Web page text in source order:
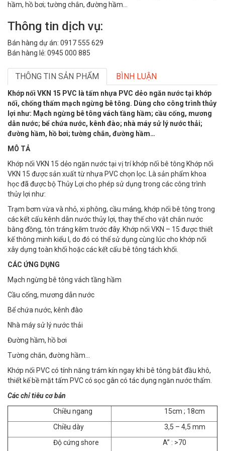
hầm, hồ bơi; tường chắn, đường hầm…
Thông tin dịch vụ:
Bán hàng dự án: 0917 555 629
Bán hàng lẻ: 0945 000 885
THÔNG TIN SẢN PHẨM BÌNH LUẬN
Khớp nối VKN 15 PVC là tấm nhựa PVC dẻo ngăn nước tại khớp
nối, chống thấm mạch ngừng bê tông. Dùng cho công trình thủy
lợi như: Mạch ngừng bê tông vách tầng hầm; cầu cống, mương
dẫn nước; bể chứa nước, kênh đào; nhà máy sử lý nước thải;
đường hầm, hồ bơi; tường chắn, đường hầm…
MÔ TẢ
Khớp nối VKN 15 dẻo ngăn nước tại vị trí khớp nối bê tông Khớp nối
VKN 15 được sản xuất từ nhựa PVC chọn lọc. Là sản phẩm khoa
học đã được bộ Thủy Lợi cho phép sử dụng trong các công trình
thủy lợi như:
Trạm bơm vừa và nhỏ, xi phông, cầu máng, khớp nối bê tông trong
các kết cấu kênh dẫn nước thủy lợi, thay thế cho vật chắn nước
bằng đồng, tôn tráng kẽm trước đây. Khớp nối VKN – 15 được thiết
kế thông minh kiểu I, do đó có thể sử dụng cùng lúc cho khớp nối
xây dựng toàn khối hoặc các kết cấu bê tông tách khối.
CÁC ỨNG DỤNG
Mạch ngừng bê tông vách tầng hầm
Cầu cống, mương dẫn nước
Bể chứa nước, kênh đào
Nhà máy sử lý nước thải
Đường hầm, hồ bơi
Tường chắn, đường hầm…
Khớp nối PVC có tính năng trám kín ngay khi bê tông bắt đầu khô,
thiết kế bề mặt tấm PVC có sọc gân có tác dụng ngăn nước thấm.
Các chỉ tiêu cơ bản
Chiều ngang
15cm ; 18cm
Chiều dày
3,5 – 4,5 mm
Độ cứng shore
A” : >70